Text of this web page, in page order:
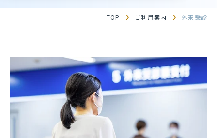
TOP ご利用案内 外来受診